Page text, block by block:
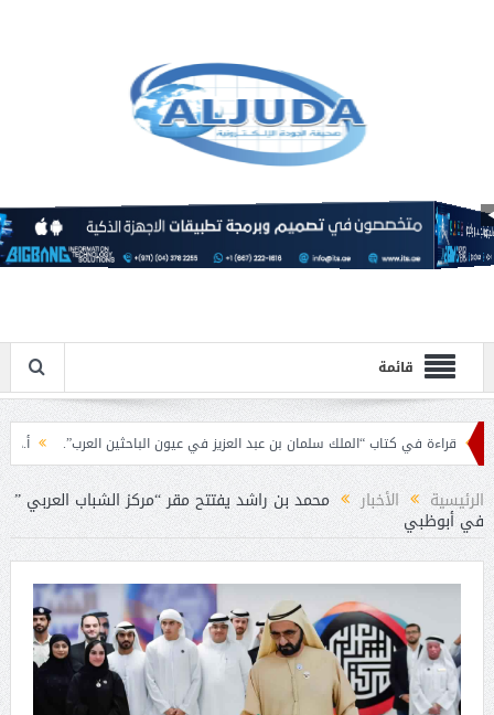
قائمة
“الملك سلمان بن عبد العزيز في عيون الباحثين العرب”. أ.د. فهد المغلوث ) ..
الرئيسية الأخبار محمد بن راشد يفتتح مقر “مركز الشباب العربي ”
في أبوظبي